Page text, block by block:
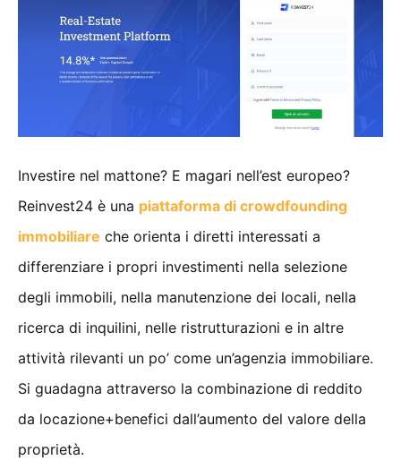
Investire nel mattone? E magari nell’est europeo?
Reinvest24 è una piattaforma di crowdfounding
immobiliare che orienta i diretti interessati a
differenziare i propri investimenti nella selezione
degli immobili, nella manutenzione dei locali, nella
ricerca di inquilini, nelle ristrutturazioni e in altre
attività rilevanti un po’ come un’agenzia immobiliare.
Si guadagna attraverso la combinazione di reddito
da locazione+benefici dall’aumento del valore della
proprietà.